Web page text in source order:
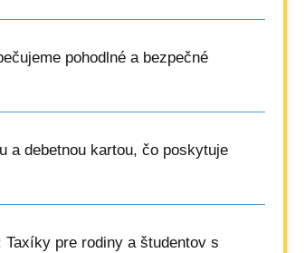
pohodlné a bezpečné
a debetnou kartou, čo poskytuje
Taxíky pre rodiny a študentov s